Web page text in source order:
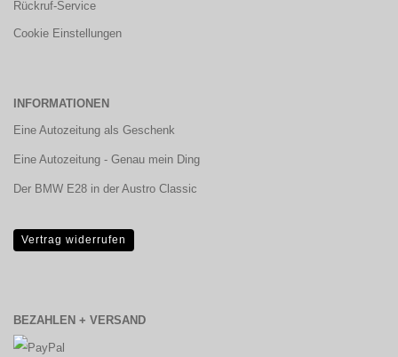
Rückruf-Service
Cookie Einstellungen
INFORMATIONEN
Eine Autozeitung als Geschenk
Eine Autozeitung - Genau mein Ding
Der BMW E28 in der Austro Classic
Vertrag widerrufen
BEZAHLEN + VERSAND